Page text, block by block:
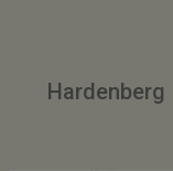
Hardenberg